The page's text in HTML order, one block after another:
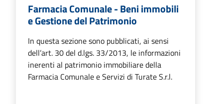
Farmacia Comunale - Beni immobili
e Gestione del Patrimonio
In questa sezione sono pubblicati, ai sensi
dell’art. 30 del d.lgs. 33/2013, le informazioni
inerenti al patrimonio immobiliare della
Farmacia Comunale e Servizi di Turate S.r.l.